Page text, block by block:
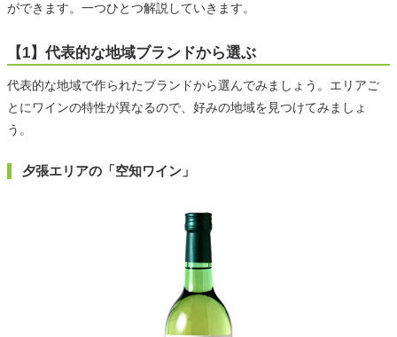
ができます。一つひとつ解説していきます。
【1】代表的な地域ブランドから選ぶ
代表的な地域で作られたブランドから選んでみましょう。エリアご
とにワインの特性が異なるので、好みの地域を見つけてみましょ
う。
夕張エリアの「空知ワイン」